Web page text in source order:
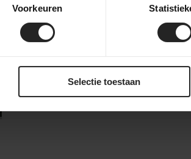
Voorkeuren
Selectie toestaan